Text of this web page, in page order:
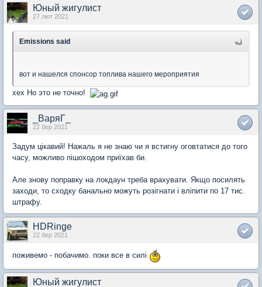
Юный жигулист
27 лют 2021
Emissions said
вот и нашелся спонсор топлива нашего мероприятия
хех Но это не точно!
_ВаряГ_
22 бер 2021
Задум цікавий! Нажаль я не знаю чи я встигну оговтатися до того
часу, можливо пішоходом приїхав би.
Але знову поправку на локдаун треба врахувати. Якщо посилять
заходи, то сходку банально можуть розігнати і вліпити по 17 тис.
штрафу.
HDRinge
22 бер 2021
поживемо - побачимо. поки все в силі
Юный жигулист